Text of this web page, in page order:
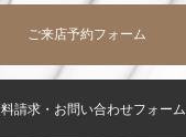
ご来店予約フォーム
請求・お問い合わせフォーム